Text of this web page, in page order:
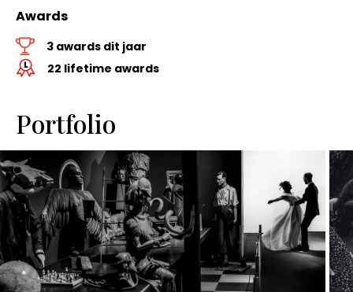
Awards
3 awards dit jaar
22 lifetime awards
Portfolio